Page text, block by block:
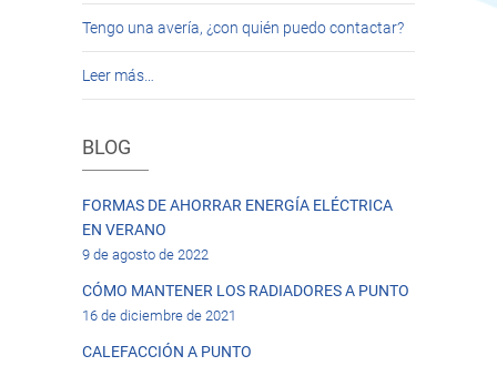
Tengo una avería, ¿con quién puedo contactar?
Leer más…
BLOG
FORMAS DE AHORRAR ENERGÍA ELÉCTRICA
EN VERANO
9 de agosto de 2022
CÓMO MANTENER LOS RADIADORES A PUNTO
16 de diciembre de 2021
CALEFACCIÓN A PUNTO